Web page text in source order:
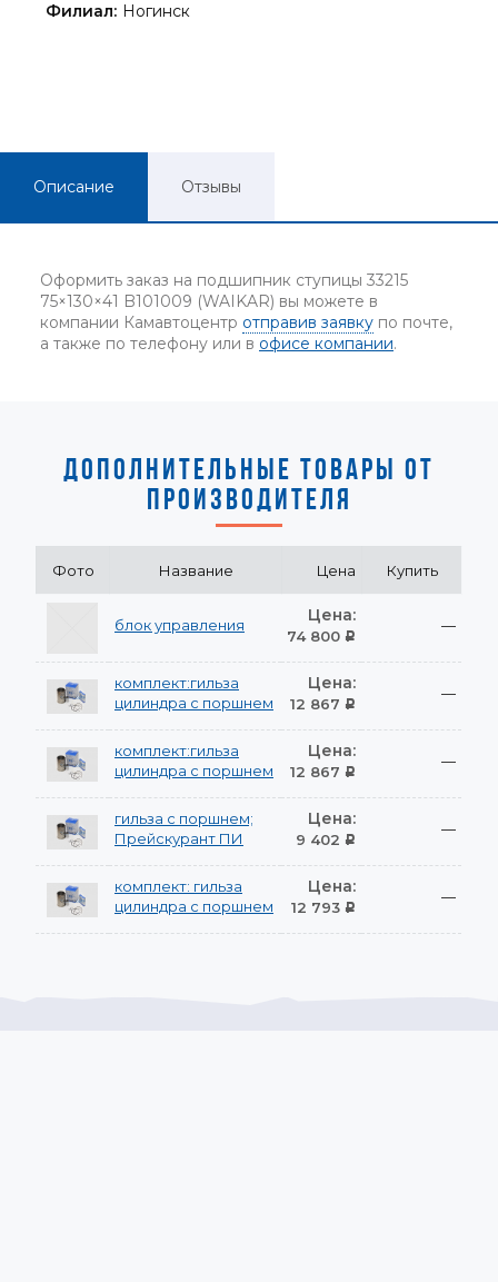
Филиал: Ногинск
Описание Отзывы
Оформить заказ на подшипник ступицы 33215
75×130×41 B101009 (WAIKAR) вы можете в
компании Камавтоцентр отправив заявку по почте,
а также по телефону или в офисе компании.
ДОПОЛНИТЕЛЬНЫЕ ТОВАРЫ ОТ
ПРОИЗВОДИТЕЛЯ
Фото Название Цена Купить
блок управления Цена:
74 800 Р
—
комплект:гильза
цилиндра с поршнем
Цена:
12 867 Р
—
комплект:гильза
цилиндра с поршнем
Цена:
12 867 Р
—
гильза с поршнем;
Прейскурант ПИ
Цена:
9 402 Р
—
комплект: гильза
цилиндра с поршнем
Цена:
12 793 Р
—